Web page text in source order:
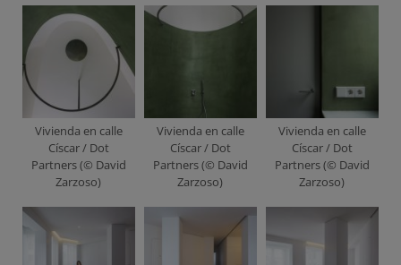
Vivienda en calle
Císcar / Dot
Partners (© David
Zarzoso)
Vivienda en calle
Císcar / Dot
Partners (© David
Zarzoso)
Vivienda en calle
Císcar / Dot
Partners (© David
Zarzoso)